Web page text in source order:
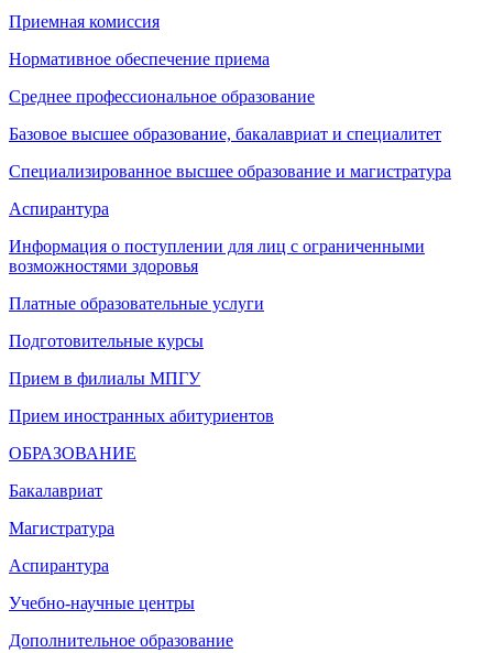
Приемная комиссия
Нормативное обеспечение приема
Среднее профессиональное образование
Базовое высшее образование, бакалавриат и специалитет
Специализированное высшее образование и магистратура
Аспирантура
Информация о поступлении для лиц с ограниченными
возможностями здоровья
Платные образовательные услуги
Подготовительные курсы
Прием в филиалы МПГУ
Прием иностранных абитуриентов
ОБРАЗОВАНИЕ
Бакалавриат
Магистратура
Аспирантура
Учебно-научные центры
Дополнительное образование